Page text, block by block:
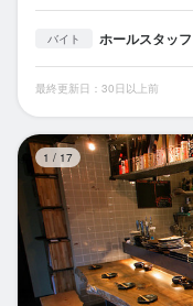
バイト ホールスタッフ
最終更新日：30日以上前
1 / 17